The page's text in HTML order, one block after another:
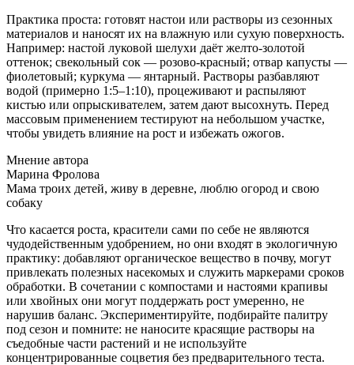
Практика проста: готовят настои или растворы из сезонных
материалов и наносят их на влажную или сухую поверхность.
Например: настой луковой шелухи даёт желто-золотой
оттенок; свекольный сок — розово-красный; отвар капусты —
фиолетовый; куркума — янтарный. Растворы разбавляют
водой (примерно 1:5–1:10), процеживают и распыляют
кистью или опрыскивателем, затем дают высохнуть. Перед
массовым применением тестируют на небольшом участке,
чтобы увидеть влияние на рост и избежать ожогов.
Мнение автора
Марина Фролова
Мама троих детей, живу в деревне, люблю огород и свою
собаку
Что касается роста, красители сами по себе не являются
чудодейственным удобрением, но они входят в экологичную
практику: добавляют органическое вещество в почву, могут
привлекать полезных насекомых и служить маркерами сроков
обработки. В сочетании с компостами и настоями крапивы
или хвойных они могут поддержать рост умеренно, не
нарушив баланс. Экспериментируйте, подбирайте палитру
под сезон и помните: не наносите красящие растворы на
съедобные части растений и не используйте
концентрированные соцветия без предварительного теста.